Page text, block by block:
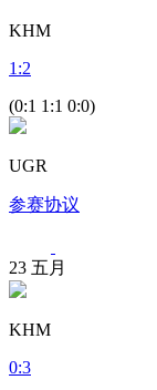
KHM
1 :2
(0:1 1:1 0:0)
UGR
参赛协议
23 五月
KHM
0:3